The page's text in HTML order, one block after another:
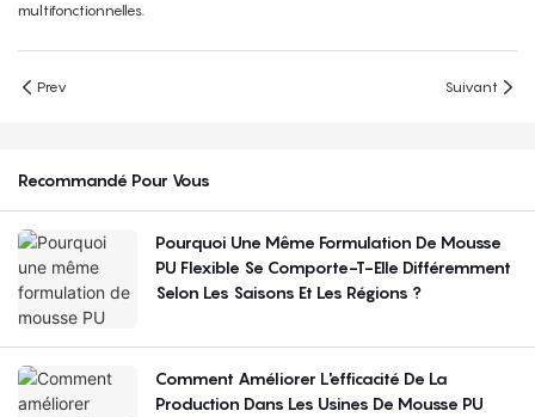
multifonctionnelles.
Prev Suivant
Recommandé Pour Vous
Pourquoi Une Même Formulation De Mousse
PU Flexible Se Comporte-T-Elle Différemment
Selon Les Saisons Et Les Régions ?
Comment Améliorer L'efficacité De La
Production Dans Les Usines De Mousse PU